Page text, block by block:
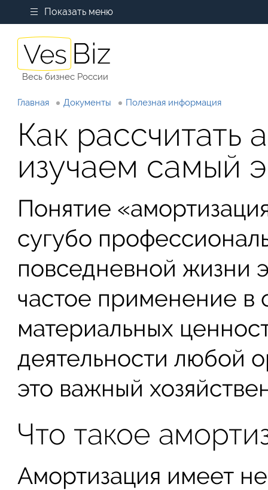
Показать меню
Весь бизнес России
Главная Документы Полезная информация
Как
изучаем самый
Понятие
сугубо
повседневной жизни
частое применение в
материальных
деятельности любой
это важный
Что такое
Амортизация имеет